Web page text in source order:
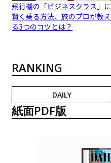
飛行機の「ビジネスクラス」に
賢く乗る方法、旅のプロが教え
る3つのコツとは？
RANKING
DAILY
紙面PDF版